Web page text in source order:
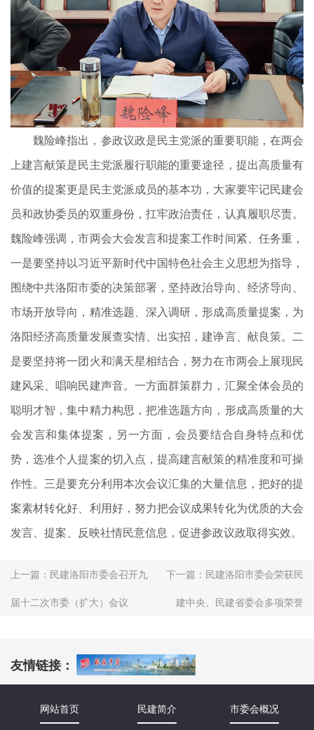
魏险峰指出，参政议政是民主党派的重要职能，在两会
上建言献策是民主党派履行职能的重要途径，提出高质量有
价值的提案更是民主党派成员的基本功，大家要牢记民建会
员和政协委员的双重身份，扛牢政治责任，认真履职尽责。
魏险峰强调，市两会大会发言和提案工作时间紧、任务重，
一是要坚持以习近平新时代中国特色社会主义思想为指导，
围绕中共洛阳市委的决策部署，坚持政治导向、经济导向、
市场开放导向，精准选题、深入调研，形成高质量提案，为
洛阳经济高质量发展查实情、出实招，建诤言、献良策。二
是要坚持将一团火和满天星相结合，努力在市两会上展现民
建风采、唱响民建声音。一方面群策群力，汇聚全体会员的
聪明才智，集中精力构思，把准选题方向，形成高质量的大
会发言和集体提案，另一方面，会员要结合自身特点和优
势，选准个人提案的切入点，提高建言献策的精准度和可操
作性。三是要充分利用本次会议汇集的大量信息，把好的提
案素材转化好、利用好，努力把会议成果转化为优质的大会
发言、提案、反映社情民意信息，促进参政议政取得实效。
上一篇： 民建洛阳市委会召开九
届十二次市委（扩大）会议
下一篇： 民建洛阳市委会荣获民
建中央、民建省委会多项荣誉
友情链接：
网站首页 民建简介 市委会概况